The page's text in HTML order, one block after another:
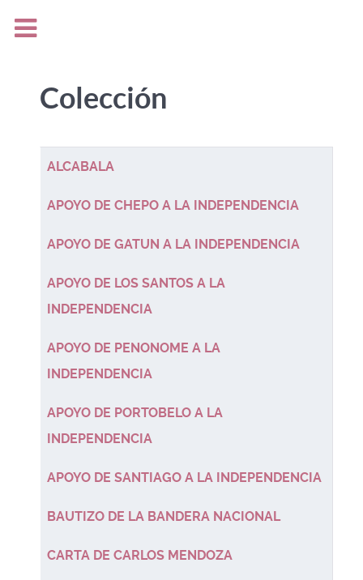
Colección
Tabla de artículos
Título
ALCABALA
APOYO DE CHEPO A LA INDEPENDENCIA
APOYO DE GATUN A LA INDEPENDENCIA
APOYO DE LOS SANTOS A LA
INDEPENDENCIA
APOYO DE PENONOME A LA
INDEPENDENCIA
APOYO DE PORTOBELO A LA
INDEPENDENCIA
APOYO DE SANTIAGO A LA INDEPENDENCIA
BAUTIZO DE LA BANDERA NACIONAL
CARTA DE CARLOS MENDOZA